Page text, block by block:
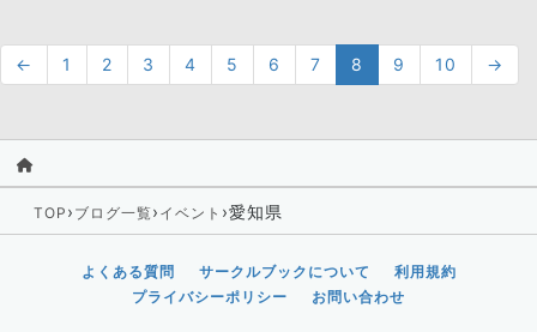
← 1 2 3 4 5 6 7 8 9 10 →
TOP › ブログ一覧› イベント ›愛知県
よくある質問 サークルブックについて
利用規約
プライバシーポリシー
お問い合わせ